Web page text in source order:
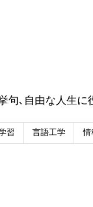
句､自由な人生に
習 言語工学 情